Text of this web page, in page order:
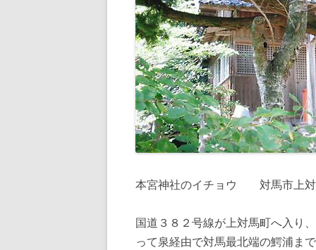
本宮神社のイチョウ 対馬市上対
国道３８２号線が上対馬町へ入り
って泉経由で対馬最北端の鰐浦ま